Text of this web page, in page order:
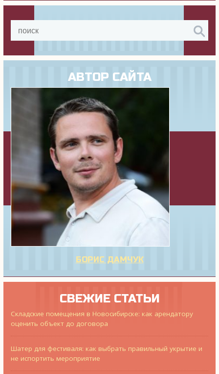
АВТОР САЙТА
БОРИС ДАМЧУК
СВЕЖИЕ СТАТЬИ
Складские помещения в Новосибирске: как арендатору
оценить объект до договора
Шатер для фестиваля: как выбрать правильный укрытие и
не испортить мероприятие